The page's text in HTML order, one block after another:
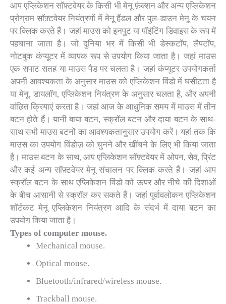
आप एप्लिकेशन सॉफ़्टवेयर के किसी भी मेनू फ़ंक्शन और अन्य एप्लिकेशन
प्रोग्राम सॉफ़्टवेयर नियंत्रणों में मेनू हैंडल और पुल-डाउन मेनू के चयन
पर क्लिक करते हैं। जहां माउस को इनपुट या पॉइंटिंग डिवाइस के रूप में
पहचाना जाता है। जो दुनिया भर में किसी भी डेस्कटॉप, लैपटॉप,
नोटबुक कंप्यूटर में व्यापक रूप से उपयोग किया जाता है। जहां माउस
एक सपाट सतह या माउस पैड पर चलता है। जहां कंप्यूटर उपयोगकर्ता
अपनी आवश्यकता के अनुसार माउस को एप्लिकेशन विंडो में घसीटता है
या मेनू, डायलॉग, एप्लिकेशन नियंत्रण के अनुसार चलता है, और अपनी
वांछित क्रियाएं करता है। जहां आज के आधुनिक समय में माउस में तीन
बटन होते हैं। यानी बाया बटन, स्क्रॉल बटन और दाया बटन के साथ-
साथ सभी माउस बटनों का आवश्यकतानुसार उपयोग करें। यहां तक ​​कि
माउस का उपयोग विंडोज़ को चुनने और खींचने के लिए भी किया जाता
है। माउस बटन के साथ, आप एप्लिकेशन सॉफ़्टवेयर में ओपन, सेव, प्रिंट
और कई अन्य सॉफ़्टवेयर मेनू संचालन पर क्लिक करते हैं। जहां आप
स्क्रॉल बटन के साथ एप्लिकेशन विंडो को ऊपर और नीचे की दिशाओं
के बीच आसानी से स्क्रॉल कर सकते हैं। जहां पूर्वावलोकन एप्लिकेशन
शॉर्टकट मेनू एप्लिकेशन नियंत्रण आदि के संदर्भ में दाया बटन का
उपयोग किया जाता है।
Types of computer mouse.
Mechanical mouse.
Optical mouse.
Bluetooth/infrared/wireless mouse.
Trackball mouse.